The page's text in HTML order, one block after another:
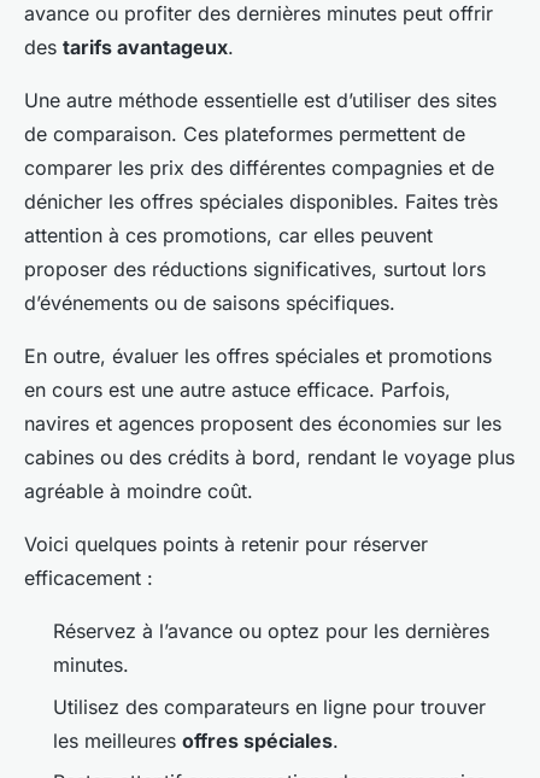
avance ou profiter des dernières minutes peut offrir
des tarifs avantageux.
Une autre méthode essentielle est d’utiliser des sites
de comparaison. Ces plateformes permettent de
comparer les prix des différentes compagnies et de
dénicher les offres spéciales disponibles. Faites très
attention à ces promotions, car elles peuvent
proposer des réductions significatives, surtout lors
d’événements ou de saisons spécifiques.
En outre, évaluer les offres spéciales et promotions
en cours est une autre astuce efficace. Parfois,
navires et agences proposent des économies sur les
cabines ou des crédits à bord, rendant le voyage plus
agréable à moindre coût.
Voici quelques points à retenir pour réserver
efficacement :
Réservez à l’avance ou optez pour les dernières
minutes.
Utilisez des comparateurs en ligne pour trouver
les meilleures offres spéciales.